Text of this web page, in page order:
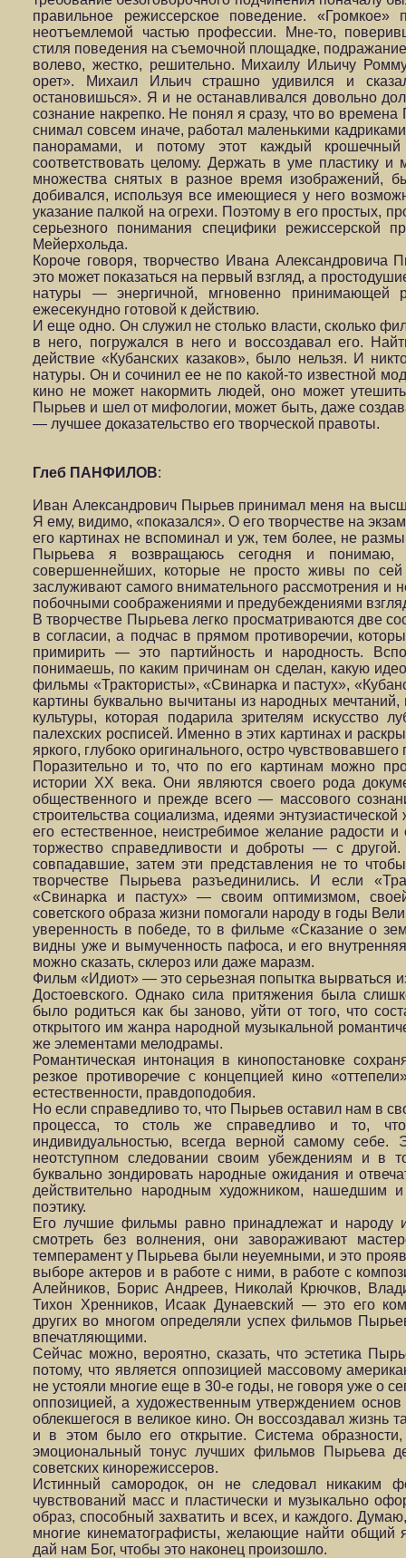
правильное режиссерское поведение. «Громкое»
неотъемлемой частью профессии. Мне-то,
стиля поведения на съемочной площадке,
волево, жестко, решительно. Михаилу Ильичу
орет». Михаил Ильич страшно удивился и
остановишься». Я и не останавливался довольно
сознание накрепко. Не понял я сразу, что во
снимал совсем иначе, работал маленькими
панорамами, и потому этот каждый
соответствовать целому. Держать в уме пластику и
множества снятых в разное время изображений,
добивался, используя все имеющиеся у него
указание палкой на огрехи. Поэтому в его простых,
серьезного понимания специфики режиссерской
Мейерхольда.
Короче говоря, творчество Ивана Александровича
это может показаться на первый взгляд, а
натуры — энергичной, мгновенно принимающей
ежесекундно готовой к действию.
И еще одно. Он служил не столько власти, сколько
в него, погружался в него и воссоздавал его.
действие «Кубанских казаков», было нельзя. И
натуры. Он и сочинил ее не по какой-то известной
кино не может накормить людей, оно может
Пырьев и шел от мифологии, может быть, даже
— лучшее доказательство его творческой правоты.
Глеб ПАНФИЛОВ:
Иван Александрович Пырьев принимал меня на
Я ему, видимо, «показался». О его творчестве на
его картинах не вспоминал и уж, тем более, не
Пырьева я возвращаюсь сегодня и
совершеннейших, которые не просто живы по
заслуживают самого внимательного рассмотрения и
побочными соображениями и предубеждениями
В творчестве Пырьева легко просматриваются две
в согласии, а подчас в прямом противоречии,
примирить — это партийность и народность.
понимаешь, по каким причинам он сделан, какую
фильмы «Трактористы», «Свинарка и пастух»,
картины буквально вычитаны из народных мечтаний,
культуры, которая подарила зрителям искусство
палехских росписей. Именно в этих картинах и
яркого, глубоко оригинального, остро
Поразительно и то, что по его картинам можно
истории ХХ века. Они являются своего рода
общественного и прежде всего — массового
строительства социализма, идеями
его естественное, неистребимое желание радости
торжество справедливости и доброты — с
совпадавшие, затем эти представления не то
творчестве Пырьева разъединились. И если
«Свинарка и пастух» — своим оптимизмом,
советского образа жизни помогали народу в годы
уверенность в победе, то в фильме «Сказание о
видны уже и вымученность пафоса, и его внутренняя
можно сказать, склероз или даже маразм.
Фильм «Идиот» — это серьезная попытка вырваться
Достоевского. Однако сила притяжения была
было родиться как бы заново, уйти от того, что
открытого им жанра народной музыкальной
же элементами мелодрамы.
Романтическая интонация в кинопостановке
резкое противоречие с концепцией кино
естественности, правдоподобия.
Но если справедливо то, что Пырьев оставил нам в
процесса, то столь же справедливо и то,
индивидуальностью, всегда верной самому
неотступном следовании своим убеждениям и в
буквально зондировать народные ожидания и
действительно народным художником, нашедшим
поэтику.
Его лучшие фильмы равно принадлежат и народу и
смотреть без волнения, они завораживают
темперамент у Пырьева были неуемными, и это
выборе актеров и в работе с ними, в работе с
Алейников, Борис Андреев, Николай Крючков,
Тихон Хренников, Исаак Дунаевский — это его
других во многом определяли успех фильмов
впечатляющими.
Сейчас можно, вероятно, сказать, что эстетика
потому, что является оппозицией массовому
не устояли многие еще в 30-е годы, не говоря уже о
оппозицией, а художественным утверждением
облекшегося в великое кино. Он воссоздавал жизнь
и в этом было его открытие. Система
эмоциональный тонус лучших фильмов Пырьева
советских кинорежиссеров.
Истинный самородок, он не следовал никаким
чувствований масс и пластически и музыкально
образ, способный захватить и всех, и каждого.
многие кинематографисты, желающие найти общий
дай нам Бог, чтобы это наконец произошло.